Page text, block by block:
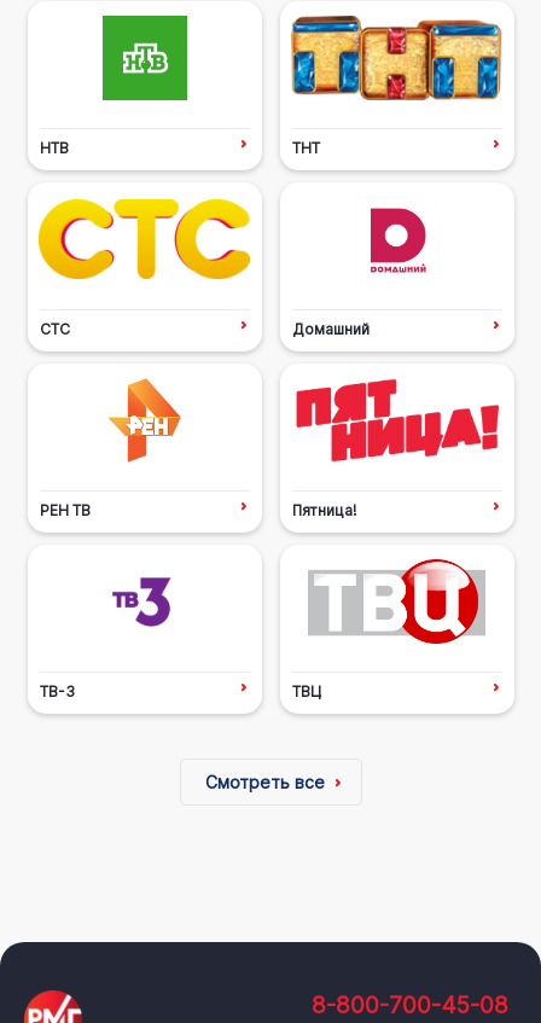
НТВ ТНТ
СТС Домашний
РЕН ТВ Пятница!
ТВ-3 ТВЦ
Смотреть все
8-800-700-45-08